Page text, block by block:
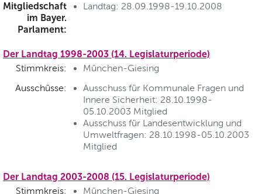
Mitgliedschaft
im Bayer.
Parlament:
Landtag: 28.09.1998-19.10.2008
Der Landtag 1998-2003 (14. Legislaturperiode)
Stimmkreis:
München-Giesing
Ausschüsse:
Ausschuss für Kommunale Fragen und
Innere Sicherheit: 28.10.1998-
05.10.2003 Mitglied
Ausschuss für Landesentwicklung und
Umweltfragen: 28.10.1998-05.10.2003
Mitglied
Der Landtag 2003-2008 (15. Legislaturperiode)
Stimmkreis:
München-Giesing